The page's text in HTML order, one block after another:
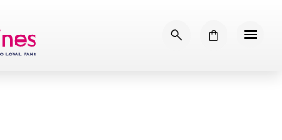
vendemmia, alla